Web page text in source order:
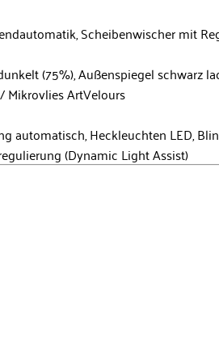
Scheibenwischer mit
(75%), Außenspiegel schwarz
Mikrovlies ArtVelours
automatisch, Heckleuchten LED,
(Dynamic Light Assist)